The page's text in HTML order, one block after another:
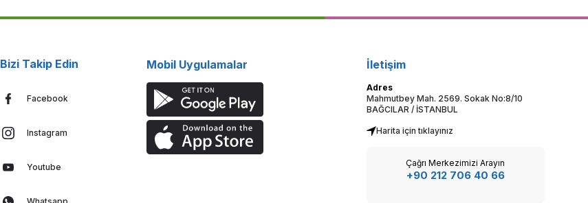
Bizi Takip Edin
Facebook
Instagram
Youtube
Mobil Uygulamalar İletişim
Adres
Mahmutbey Mah. 2569. Sokak No:8/10
BAĞCILAR / İSTANBUL
Harita için tıklayınız
Çağrı Merkezimizi Arayın
+90 212 706 40 66